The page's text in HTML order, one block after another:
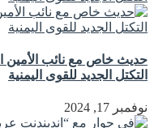
حديث خاص مع نائب الأمين
التكتل الجديد للقوى اليمنية
نوفمبر 17, 2024